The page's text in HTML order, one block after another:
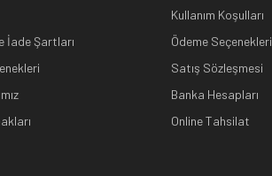
İade Şartları
Kullanım Koşulları
Ödeme Seçenekleri
Satış Sözleşmesi
Banka Hesapları
Online Tahsilat